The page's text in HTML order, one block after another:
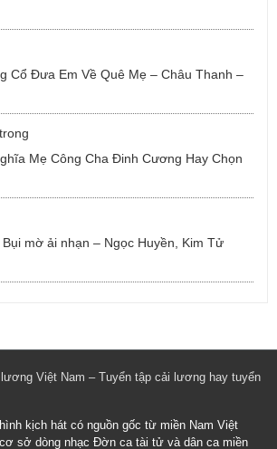
Cổ Đưa Em Về Quê Mẹ – Châu Thanh –
trong
Mẹ Công Cha Đinh Cương Hay Chọn
mờ ải nhạn – Ngọc Huyền, Kim Tử
Việt Nam – Tuyển tập cải lương hay tuyển
kịch hát có nguồn gốc từ miền Nam Việt
sở dòng nhạc Đờn ca tài tử và dân ca miền